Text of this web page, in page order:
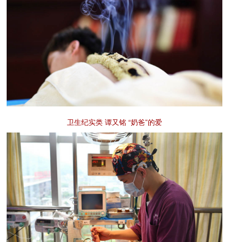
卫生纪实类 谭又铭 “奶爸”的爱